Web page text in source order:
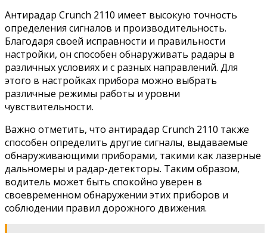
Антирадар Crunch 2110 имеет высокую точность
определения сигналов и производительность.
Благодаря своей исправности и правильности
настройки, он способен обнаруживать радары в
различных условиях и с разных направлений. Для
этого в настройках прибора можно выбрать
различные режимы работы и уровни
чувствительности.
Важно отметить, что антирадар Crunch 2110 также
способен определить другие сигналы, выдаваемые
обнаруживающими приборами, такими как лазерные
дальномеры и радар-детекторы. Таким образом,
водитель может быть спокойно уверен в
своевременном обнаружении этих приборов и
соблюдении правил дорожного движения.